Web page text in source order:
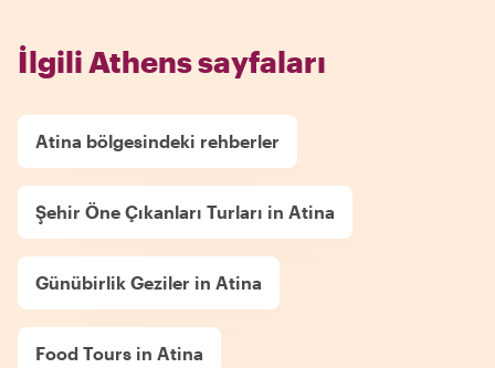
İlgili Athens sayfaları
Atina bölgesindeki rehberler
Şehir Öne Çıkanları Turları in Atina
Günübirlik Geziler in Atina
Food Tours in Atina